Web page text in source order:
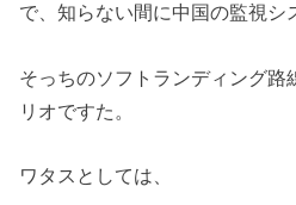
で、知らない間に中国の監視シ
そっちのソフトランディング路
リオですた。
ワタスとしては、